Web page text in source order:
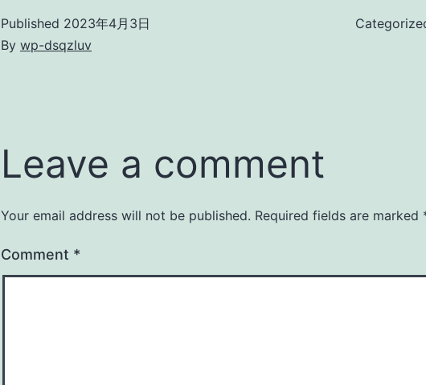
Published 2023年4月3日
By wp-dsqzluv
Leave a comment
Your email address will not be published. Required fields are marked
Comment *